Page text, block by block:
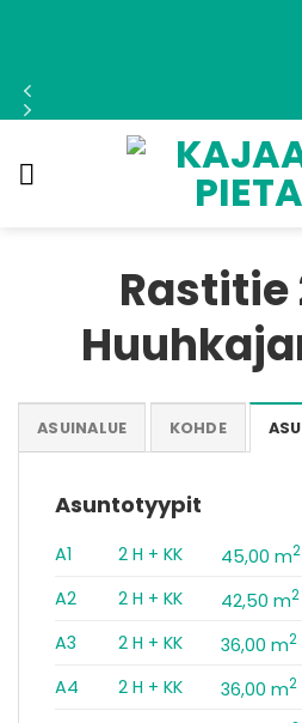
Rastitie
ASUINALUE KOHDE
Asuntotyypit
A1 2 H + KK 45,00 m2
A2
2 H + KK 42,50 m2
A3
2 H + KK 36,00 m2
A4
2 H + KK 36,00 m2